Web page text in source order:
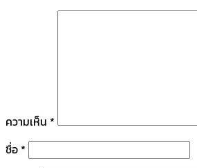
ความเห็น *
ชื่อ *